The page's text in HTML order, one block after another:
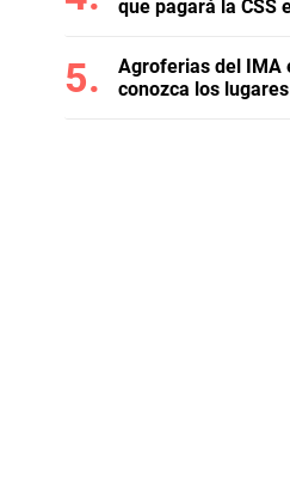
que pagará la CSS
Agroferias del IMA
conozca los